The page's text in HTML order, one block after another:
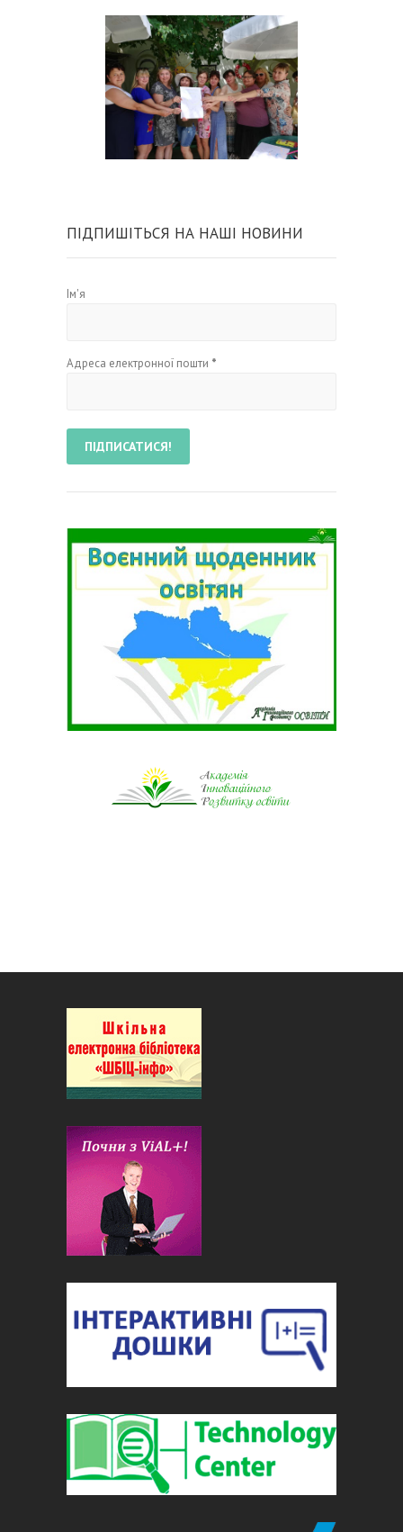
ПІДПИШІТЬСЯ НА НАШІ НОВИНИ
Ім'я
Адреса електронної пошти *